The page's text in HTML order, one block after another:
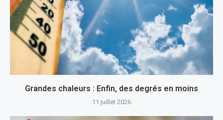
Grandes chaleurs : Enfin, des degrés en moins
11 juillet 2026